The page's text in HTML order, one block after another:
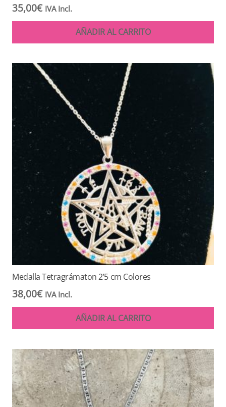
35,00€ IVA Incl.
AÑADIR AL CARRITO
Medalla Tetragrámaton 2’5 cm Colores
38,00€ IVA Incl.
AÑADIR AL CARRITO